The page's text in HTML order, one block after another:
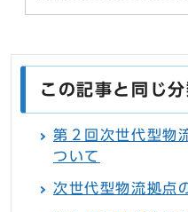
この記事と同じ
第２回次世代型物
ついて
次世代型物流拠点